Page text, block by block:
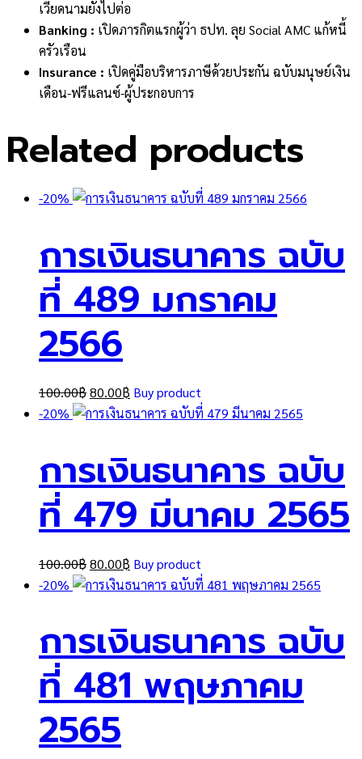
เวียดนามยังไปต่อ
Banking : เปิดภารกิตแรกผู้ว่า ธปท. ลุย Social AMC แก้หนี้
ครัวเรือน
Insurance : เปิดคู่มือบริหารภาษีด้วยประกัน ฉบับมนุษย์เงิน
เดือน-ฟรีแลนซ์-ผู้ประกอบการ
Related products
-20%
การเงินธนาคาร ฉบับ
ที่ 489 มกราคม
2566
100.00฿Original
price
100.00฿.
80.00฿ Current
price
Buy product
-20%
การเงินธนาคาร ฉบับ
ที่ 479 มีนาคม 2565
100.00฿Original
price
100.00฿.
80.00฿ Current
price
Buy product
-20%
การเงินธนาคาร ฉบับ
ที่ 481 พฤษภาคม
2565